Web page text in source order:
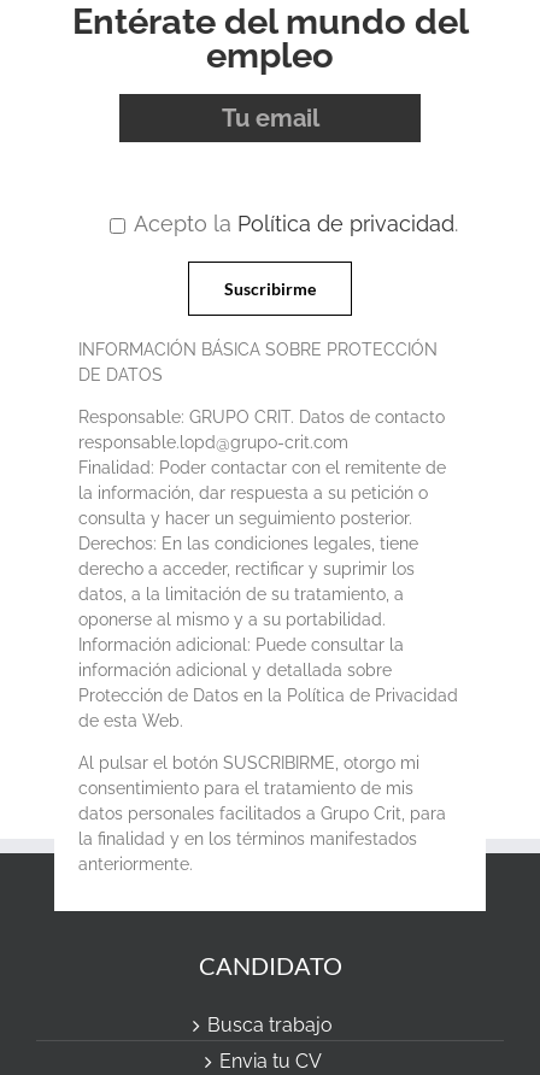
Entérate del mundo del
empleo
Acepto la Política de privacidad.
INFORMACIÓN BÁSICA SOBRE PROTECCIÓN
DE DATOS
Responsable: GRUPO CRIT. Datos de contacto
responsable.lopd@grupo-crit.com
Finalidad: Poder contactar con el remitente de
la información, dar respuesta a su petición o
consulta y hacer un seguimiento posterior.
Derechos: En las condiciones legales, tiene
derecho a acceder, rectificar y suprimir los
datos, a la limitación de su tratamiento, a
oponerse al mismo y a su portabilidad.
Información adicional: Puede consultar la
información adicional y detallada sobre
Protección de Datos en la Política de Privacidad
de esta Web.
Al pulsar el botón SUSCRIBIRME, otorgo mi
consentimiento para el tratamiento de mis
datos personales facilitados a Grupo Crit, para
la finalidad y en los términos manifestados
anteriormente.
CANDIDATO
Busca trabajo
Envia tu CV